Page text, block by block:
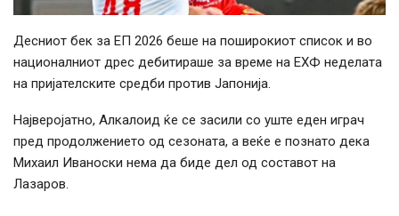
Десниот бек за ЕП 2026 беше на поширокиот список и во
националниот дрес дебитираше за време на ЕХФ неделата
на пријателските средби против Јапонија.
Најверојатно, Алкалоид ќе се засили со уште еден играч
пред продолжението од сезоната, а веќе е познато дека
Михаил Иваноски нема да биде дел од составот на
Лазаров.